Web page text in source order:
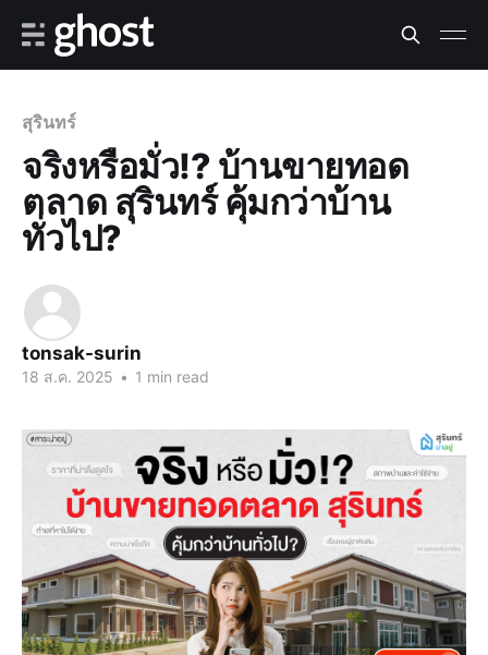
สุรินทร์
จริงหรือมั่ว!? บ้านขายทอด
ตลาด สุรินทร์ คุ้มกว่าบ้าน
ทั่วไป?
tonsak-surin
18 ส.ค. 2025 • 1 min read